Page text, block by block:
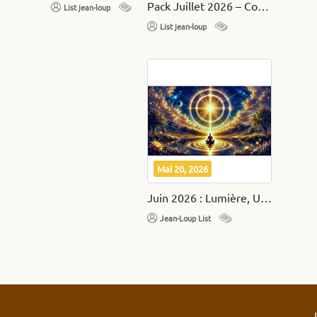
List jean-loup Pack Juillet 2026 – Conscience, Sirius et Éveil Spirituel
List jean-loup
Mai 20, 2026
Juin 2026 : Lumière, Union Sacrée et Élévation Intérieure
Jean-Loup List